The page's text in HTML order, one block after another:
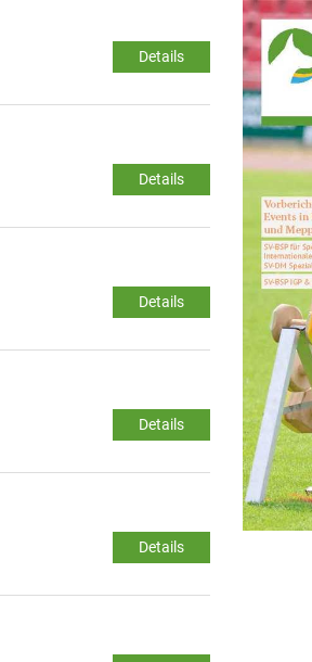
Details
Details
Details
Details
Details